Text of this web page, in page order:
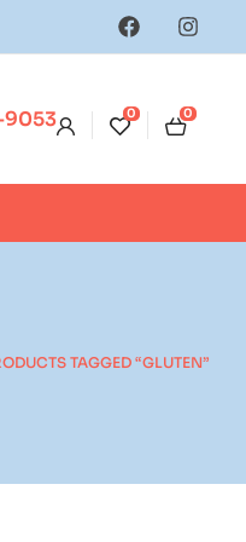
9053 0 0
TAGGED “GLUTEN”